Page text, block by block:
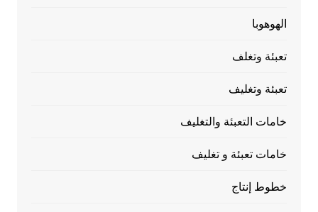
الهوهوبا
تعبئة وتغلف
تعبئة وتغليف
خامات التعبئة والتغليف
خامات تعبئة و تغليف
خطوط إنتاج